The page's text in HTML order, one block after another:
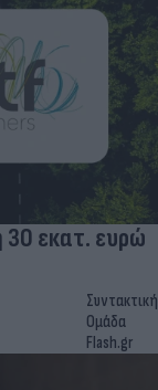
εκατ. ευρώ
Συντακτική
Ομάδα
Flash.gr